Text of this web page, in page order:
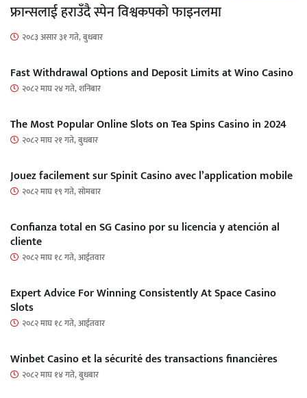
फ्रान्सलाई हराउँदै स्पेन विश्वकपको फाइनलमा
२०८३ असार ३१ गते, बुधबार
Fast Withdrawal Options and Deposit Limits at Wino Casino
२०८२ माघ २४ गते, शनिबार
The Most Popular Online Slots on Tea Spins Casino in 2024
२०८२ माघ २१ गते, बुधबार
Jouez facilement sur Spinit Casino avec l’application mobile
२०८२ माघ १९ गते, सोमबार
Confianza total en SG Casino por su licencia y atención al
cliente
२०८२ माघ १८ गते, आईतवार
Expert Advice For Winning Consistently At Space Casino
Slots
२०८२ माघ १८ गते, आईतवार
Winbet Casino et la sécurité des transactions financières
२०८२ माघ १४ गते, बुधबार